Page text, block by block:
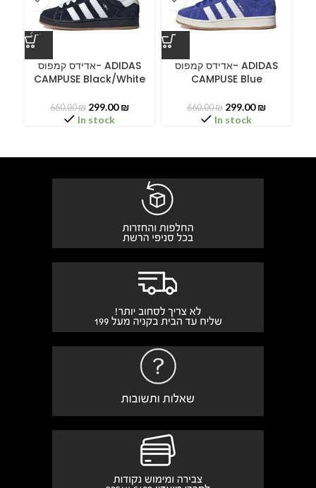
אדידס קמפוס- ADIDAS
CAMPUSE Black/White
660.00₪ 299.00₪
In stock
אדידס קמפוס- ADIDAS
CAMPUSE Blue
660.00₪ 299.00₪
In stock